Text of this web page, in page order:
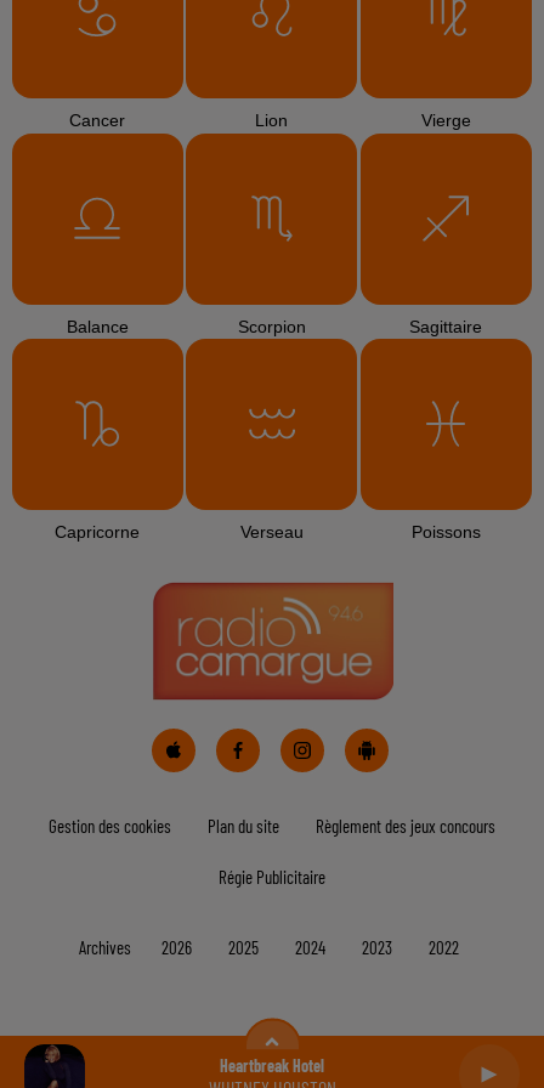
Heartbreak Hotel
Cancer Lion Vierge
Balance Scorpion Sagittaire
Capricorne Verseau Poissons
Gestion des cookies Plan du site Règlement des jeux concours
Régie Publicitaire
Archives 2026 2025 2024 2023 2022